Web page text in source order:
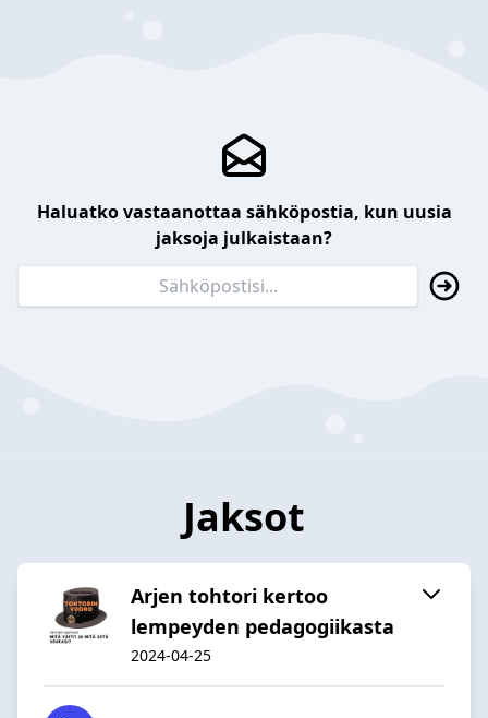
Haluatko vastaanottaa sähköpostia, kun uusia
jaksoja julkaistaan?
Jaksot
Arjen tohtori kertoo
lempeyden pedagogiikasta
2024-04-25